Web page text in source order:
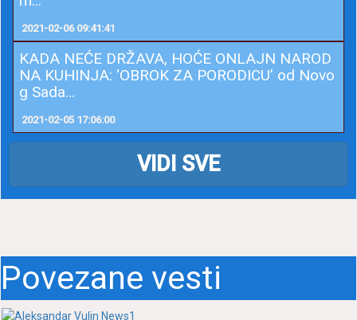
2021-02-06 09:41:41
KADA NEĆE DRŽAVA, HOĆE ONLAJN NAROD
NA KUHINJA: ‘OBROK ZA PORODICU’ od Novo
g Sada...
2021-02-05 17:06:00
VIDI SVE
Povezane vesti